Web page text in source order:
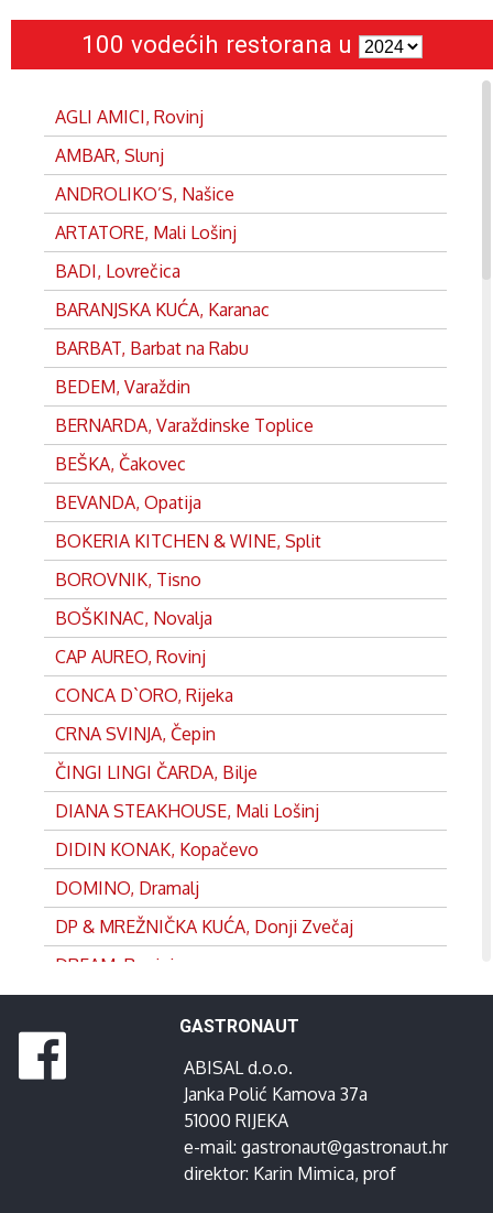
100 vodećih restorana u
AGLI AMICI, Rovinj
AMBAR, Slunj
ANDROLIKO’S, Našice
ARTATORE, Mali Lošinj
BADI, Lovrečica
BARANJSKA KUĆA, Karanac
BARBAT, Barbat na Rabu
BEDEM, Varaždin
BERNARDA, Varaždinske Toplice
BEŠKA, Čakovec
BEVANDA, Opatija
BOKERIA KITCHEN & WINE, Split
BOROVNIK, Tisno
BOŠKINAC, Novalja
CAP AUREO, Rovinj
CONCA D`ORO, Rijeka
CRNA SVINJA, Čepin
ČINGI LINGI ČARDA, Bilje
DIANA STEAKHOUSE, Mali Lošinj
DIDIN KONAK, Kopačevo
DOMINO, Dramalj
DP & MREŽNIČKA KUĆA, Donji Zvečaj
DREAM, Rovinj
EDEN, Satnica
FRANKOPAN, Ogulin
GANEUM, Lovran
GOSPOJA, Vrbnik
GASTRONAUT
ABISAL d.o.o.
Janka Polić Kamova 37a
51000 RIJEKA
e-mail: gastronaut@gastronaut.hr
direktor: Karin Mimica, prof